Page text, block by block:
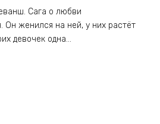
Сага о любви
Он женился на ней, у них растёт
девочек одна…